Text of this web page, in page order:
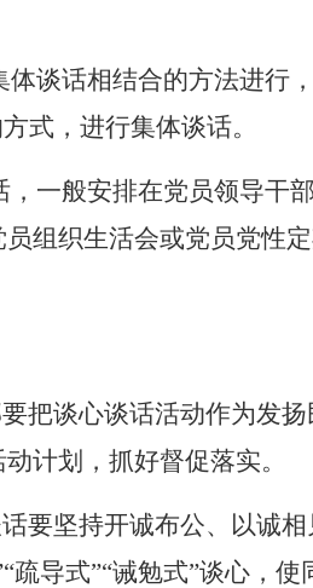
谈话相结合的方法进行
式，进行集体谈话。
，一般安排在党员领导干
组织生活会或党员党性
把谈心谈话活动作为发
计划，抓好督促落实。
要坚持开诚布公、以诚
疏导式”“诫勉式”谈心，